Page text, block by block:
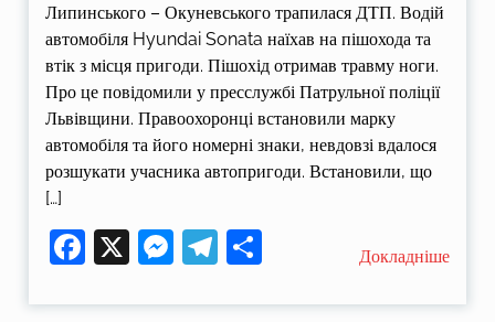
Липинського – Окуневського трапилася ДТП. Водій
автомобіля Hyundai Sonata наїхав на пішохода та
втік з місця пригоди. Пішохід отримав травму ноги.
Про це повідомили у пресслужбі Патрульної поліції
Львівщини. Правоохоронці встановили марку
автомобіля та його номерні знаки, невдовзі вдалося
розшукати учасника автопригоди. Встановили, що
[…]
Facebook
X Messenger
Telegram
Поділитися
Докладніше